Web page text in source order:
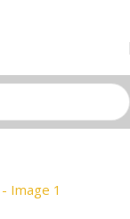
Nemokamas
kolonėlės